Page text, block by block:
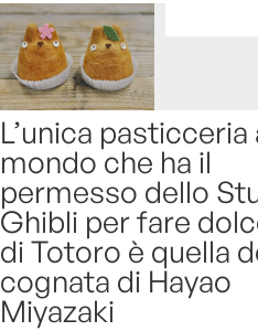
L’unica pasticceria
mondo che ha il
permesso dello
Ghibli per fare
di Totoro è quella
cognata di Hayao
Miyazaki